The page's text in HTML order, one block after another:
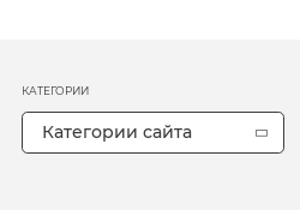
КАТЕГОРИИ
Категории сайта